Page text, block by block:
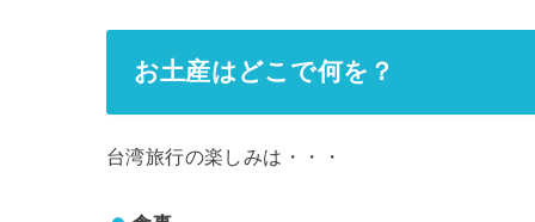
お土産はどこで何を？
台湾旅行の楽しみは・・・